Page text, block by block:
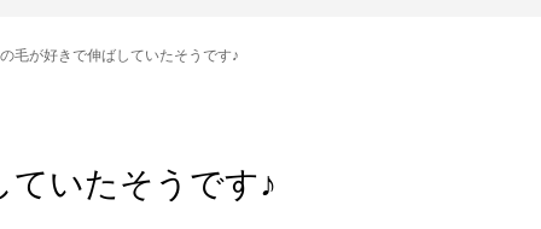
毛が好きで伸ばしていたそうです♪
いたそうです♪